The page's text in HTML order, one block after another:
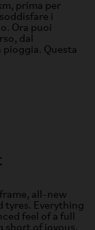
prima per
i
Ora puoi
dal
Questa
all-new
tyres. Everything
feel of a full